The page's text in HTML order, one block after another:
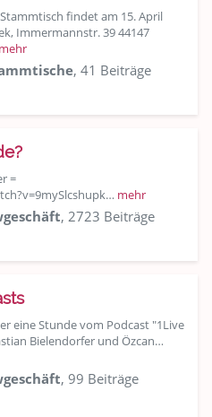
findet am 15. April
Immermannstr. 39 44147
mehr
, 41 Beiträge
=
mehr
, 2723 Beiträge
eine Stunde vom Podcast "1Live
Bielendorfer und Özcan…
, 99 Beiträge